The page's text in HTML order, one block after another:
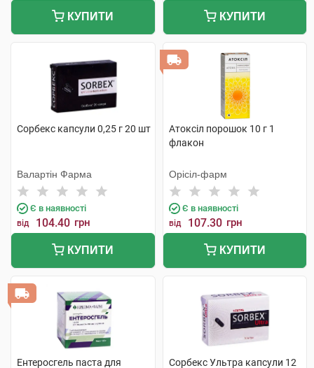
КУПИТИ КУПИТИ
Сорбекс капсули 0,25 г 20 шт
Валартін Фарма
Є в наявності
від 104.40 грн
КУПИТИ
Атоксіл порошок 10 г 1
флакон
Орісіл-фарм
Є в наявності
від 107.30 грн
КУПИТИ
Ентеросгель паста для Сорбекс Ультра капсули 12